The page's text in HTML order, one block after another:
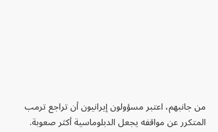
من جانبهم، اعتبر مسؤولون إيرانيون أن تراجع ترمب
المتكرر عن مواقفه يجعل الدبلوماسية أكثر صعوبة.